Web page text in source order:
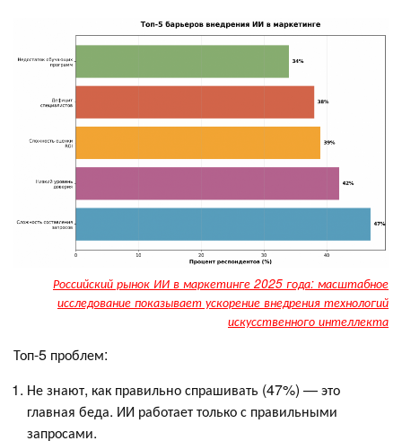
Российский рынок ИИ в маркетинге 2025 года: масштабное
исследование показывает ускорение внедрения технологий
искусственного интеллекта
Топ-5 проблем:
Не знают, как правильно спрашивать (47%) — это
главная беда. ИИ работает только с правильными
запросами.